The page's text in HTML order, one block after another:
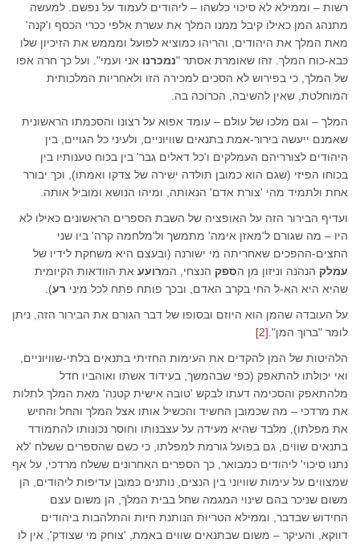
רשות – וממילא לא סיכוי כלשהו – ליהודים לעמוד על נפשם. למעשה
מתנהג המן כאילו קיבל ממנו המלך את עשרת אלפי ככרי הכסף ו'קנה'
מאת המלך את היהודים, והריהו כמוציא לפועל ומממש את הזיכיון שלו
כבא-כוח המלך. זהו שאומרת אסתר "נמכרנו אני ועמי". ועל כך חרה אפו
של המלך, כי בפירוש לא הסכים למכירה הזו ולאחריות המלכותית
המוחלטת, שאין להשיבה, הכרוכה בה.
המלך – וגם מלכו של עולם – עומד אפוא על רצונו והסכמתו הראשונית
שאמנם ייעשה בירור-אמת בתנאים שוויוניים, ולעיני כל הגויים, בין
היהודים לצורריהם העמלקים ו'כל דאלים גבר' בין בכוח טענותיו בין
בכוחו הפיזי (שגם הוא כמובן תולדה ישירה של צדקו ואמתו), וכך יבורר
אחת ולתמיד מהי 'צורת אדם' הנאותה, ומיהו הנושא ומוביל אותה.
ועדיף הבירור הזה על האופציה של השבת הספרים הראשונים כאילו לא
היו – מה שגורם ל'מאזן אימה' מתמשך ול'מלחמה קרה' ביו שני
החצים-ההפכים שאחריתה מי ישורנה (ובעצם היא משחקת לידיו של
עמלק הנהנה וניזון מן הספק הנצחי, המרועע את הוודאות הקיומית
שהיא היא הא-ל החי בקרב האדם, ובכך פותח פתח לכל מיני רע).
על העובדה שהמן הוא היוזם ובסופו של דבר הגורם את הבירור הזה, ניתן
לומר "ברוך המן". [2]
הלהיטות של המן להקדים את העימות החזיתי בתנאים בלתי-שוויוניים,
ואי יכולתו להתאפק (כפי שבהמשך, בעידוד אשתו ואוהביו חדל
מלהתאפק והסכימה דעתו לבקש 'טובה אישית קטנה' מאת המלך לתלות
את מרדכי – מה שכמובן החשיד והכשיל אותו אצל המלך והחל והחיש
את מפלתו), מלבד שהיא מעידה על עצבנותו וחוסר נכונותו להתמודד
בתנאים שווים, גם בפועל גורמת למפלתו, כי כשם שהספרים ששלח 'לא
נתנו סיכוי' ליהודים כמבואר, כך הספרים האחרונים ששלח מרדכי, על אף
שמצווים על עימות שוויוני בין הנצים, נותנים כמובן עדיפות ליהודים, הן
משום שניכר בהם שינוי המגמה שחל בבית המלך, הן משום עצם
החידוש שבדבר, וממילא הטריוּת הנותנת חיות והתלהבות ביהודים
דווקא, והעיקר – משום שבתנאים שווים באמת, 'צוחק מי שצודק', אין לו